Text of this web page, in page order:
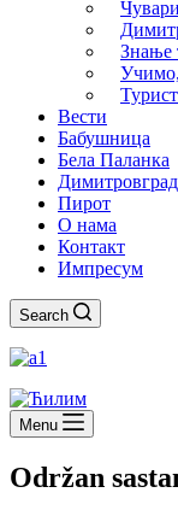
Знање
Учимо,
Вести
Бабушница
Бела Паланка
Димитровград
Пирот
О нама
Контакт
Импресум
Search
Menu
Održan